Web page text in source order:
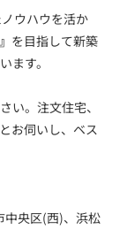
ウハウを活か
を目指して新築
ます。
い。注文住宅、
お伺いし、ベス
中央区(西)、浜松